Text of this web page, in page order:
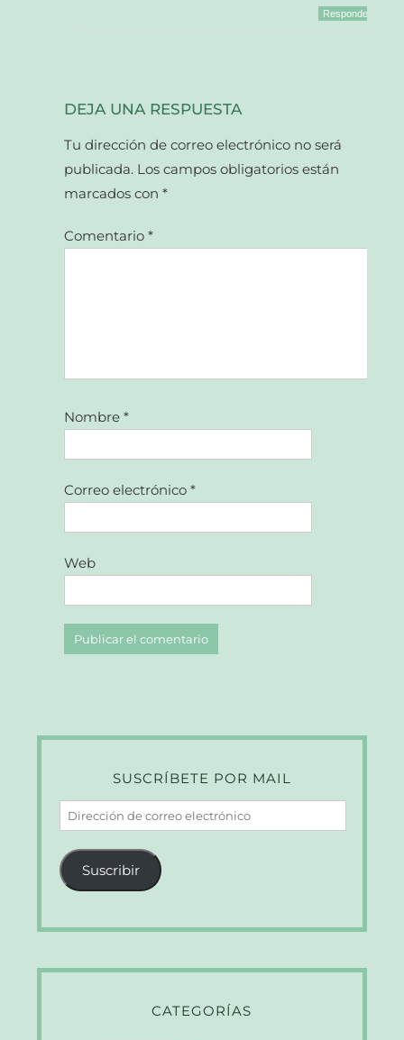
Responder
DEJA UNA RESPUESTA
Tu dirección de correo electrónico no será
publicada. Los campos obligatorios están
marcados con*
Comentario*
Nombre*
Correo electrónico*
Web
SUSCRÍBETE POR MAIL
Dirección
de
correo
electrónico
Suscribir
CATEGORÍAS